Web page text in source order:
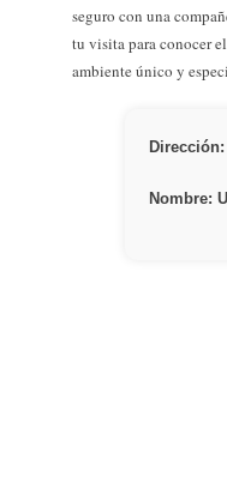
seguro con una
tu visita para conocer
ambiente único y
Nombre: